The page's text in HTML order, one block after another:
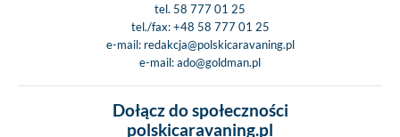
tel. 58 777 01 25
tel./fax:+48 58 777 01 25
e-mail: redakcja@polskicaravaning.pl
e-mail:ado@goldman.pl
Dołącz do społeczności
polskicaravaning.pl